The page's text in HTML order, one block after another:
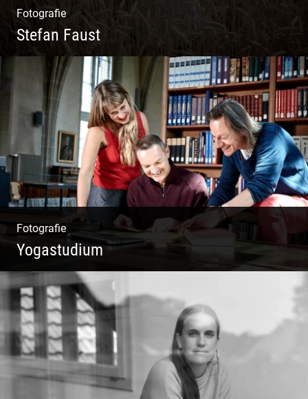
Fotografie
Stefan Faust
Yoga & Meditation
Fotografie
Yogastudium
Philosophie | Asana | Yogapraxis